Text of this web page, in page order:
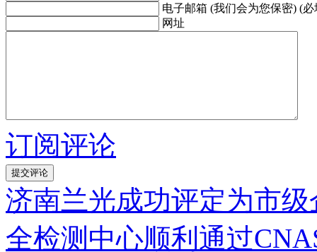
电子邮箱 (我们会为您保密) (必
网址
订阅评论
济南兰光成功评定为市
全检测中心顺利通过